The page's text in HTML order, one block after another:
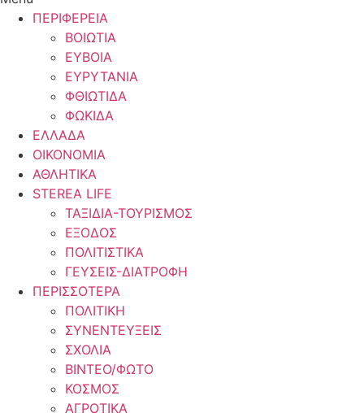
ΠΕΡΙΦΕΡΕΙΑ
ΒΟΙΩΤΙΑ
ΕΥΒΟΙΑ
ΕΥΡΥΤΑΝΙΑ
ΦΘΙΩΤΙΔΑ
ΦΩΚΙΔΑ
ΕΛΛΑΔΑ
ΟΙΚΟΝΟΜΙΑ
ΑΘΛΗΤΙΚΑ
STEREA LIFE
ΤΑΞΙΔΙΑ-ΤΟΥΡΙΣΜΟΣ
ΕΞΟΔΟΣ
ΠΟΛΙΤΙΣΤΙΚΑ
ΓΕΥΣΕΙΣ-ΔΙΑΤΡΟΦΗ
ΠΕΡΙΣΣΟΤΕΡΑ
ΠΟΛΙΤΙΚΗ
ΣΥΝΕΝΤΕΥΞΕΙΣ
ΣΧΟΛΙΑ
ΒΙΝΤΕΟ/ΦΩΤΟ
ΚΟΣΜΟΣ
ΑΓΡΟΤΙΚΑ